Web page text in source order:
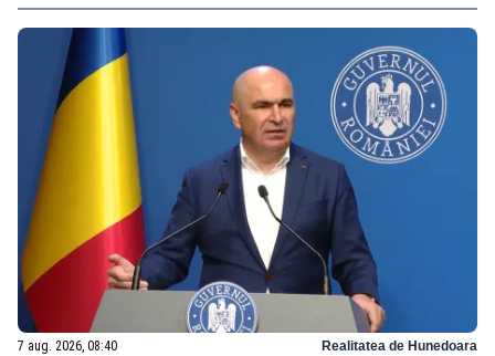
7 aug. 2026, 08:40 Realitatea de Hunedoara